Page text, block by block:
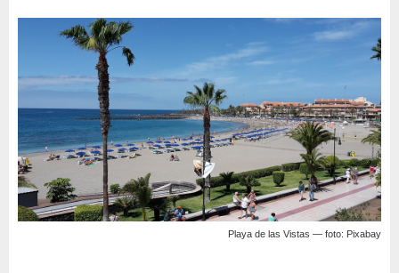
Playa de las Vistas — foto: Pixabay